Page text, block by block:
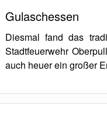
Gulaschessen
Diesmal fand das
Stadtfeuerwehr
auch heuer ein großer